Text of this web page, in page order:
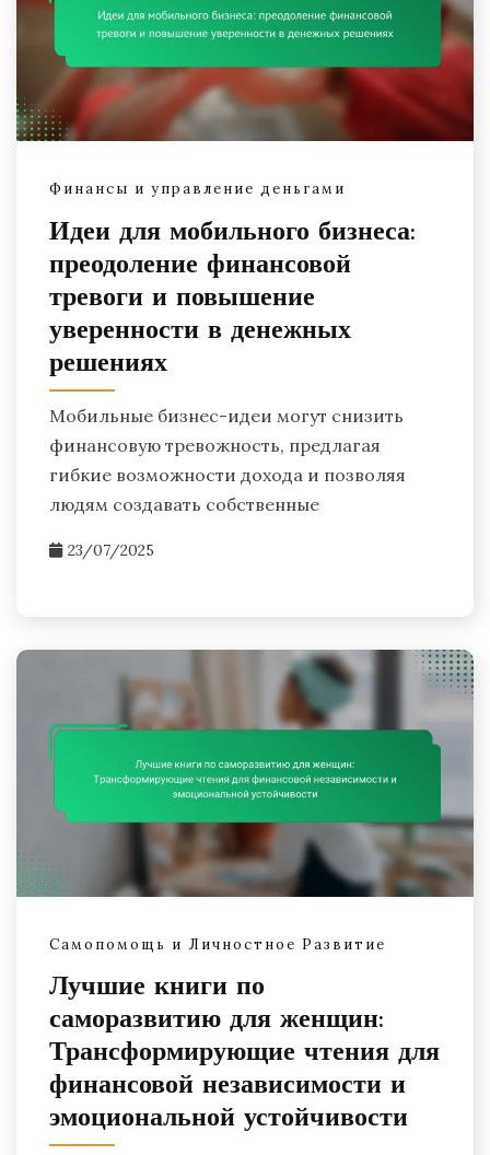
Финансы и управление деньгами
Идеи для мобильного бизнеса:
преодоление финансовой
тревоги и повышение
уверенности в денежных
решениях
Мобильные бизнес-идеи могут снизить
финансовую тревожность, предлагая
гибкие возможности дохода и позволяя
людям создавать собственные
23/07/2025
Самопомощь и Личностное Развитие
Лучшие книги по
саморазвитию для женщин:
Трансформирующие чтения для
финансовой независимости и
эмоциональной устойчивости